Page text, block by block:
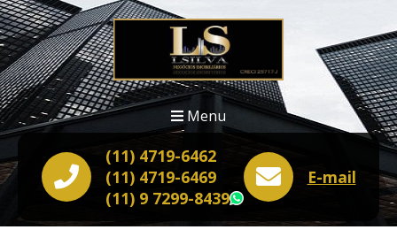
Menu
(11) 4719-6462
(11) 4719-6469
(11) 9 7299-8439
WhatsApp
E-mail